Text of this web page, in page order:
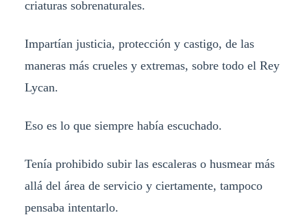
criaturas sobrenaturales.
Impartían justicia, protección y castigo, de las
maneras más crueles y extremas, sobre todo el Rey
Lycan.
Eso es lo que siempre había escuchado.
Tenía prohibido subir las escaleras o husmear más
allá del área de servicio y ciertamente, tampoco
pensaba intentarlo.